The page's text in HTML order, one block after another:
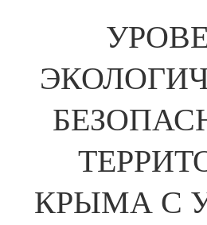
КРЫМА С